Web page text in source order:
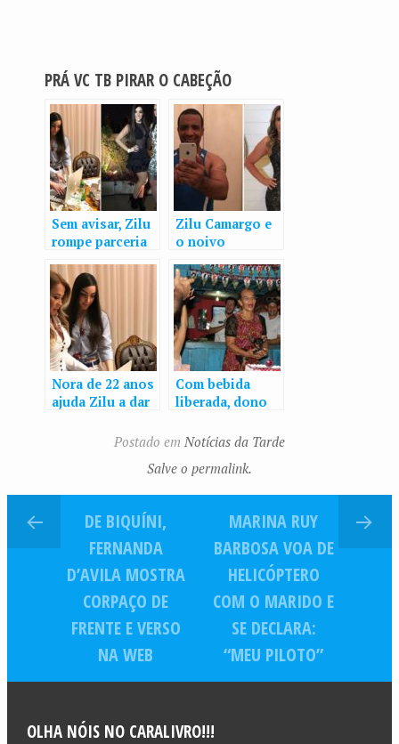
PRÁ VC TB PIRAR O CABEÇÃO
Sem avisar, Zilu
rompe parceria
causa de
Graciele Lacerda
Zilu Camargo e
o noivo
alianças após
boatos de
traição
Nora de 22 anos
ajuda Zilu a dar
visual’: ‘É 100%
Com bebida
liberada, dono
festa de
cachorro de
estimação no
fosse filho’, diz
Postado em Notícias da Tarde
Salve o permalink.
DE BIQUÍNI,
FERNANDA
D’AVILA MOSTRA
CORPAÇO DE
FRENTE E VERSO
NA WEB
MARINA RUY
BARBOSA VOA DE
HELICÓPTERO
COM O MARIDO E
SE DECLARA:
“MEU PILOTO”
OLHA NÓIS NO CARALIVRO!!!